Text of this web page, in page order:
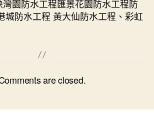
園防水工程匯景花園防水工程防
城防水工程 黃大仙防水工程、彩虹
are closed.